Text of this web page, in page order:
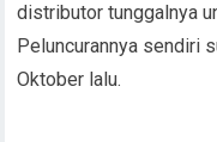
distributor tunggalnya
Peluncurannya sendiri
Oktober lalu.